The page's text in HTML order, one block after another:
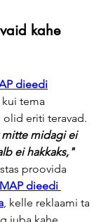
kahe
dieedi
tema
eriti teravad.
mitte midagi ei
ei hakkaks,"
proovida
dieedi
, kelle reklaami ta
juba kahe